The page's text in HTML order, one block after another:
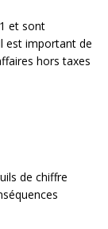
et sont
est important de
hors taxes
de chiffre